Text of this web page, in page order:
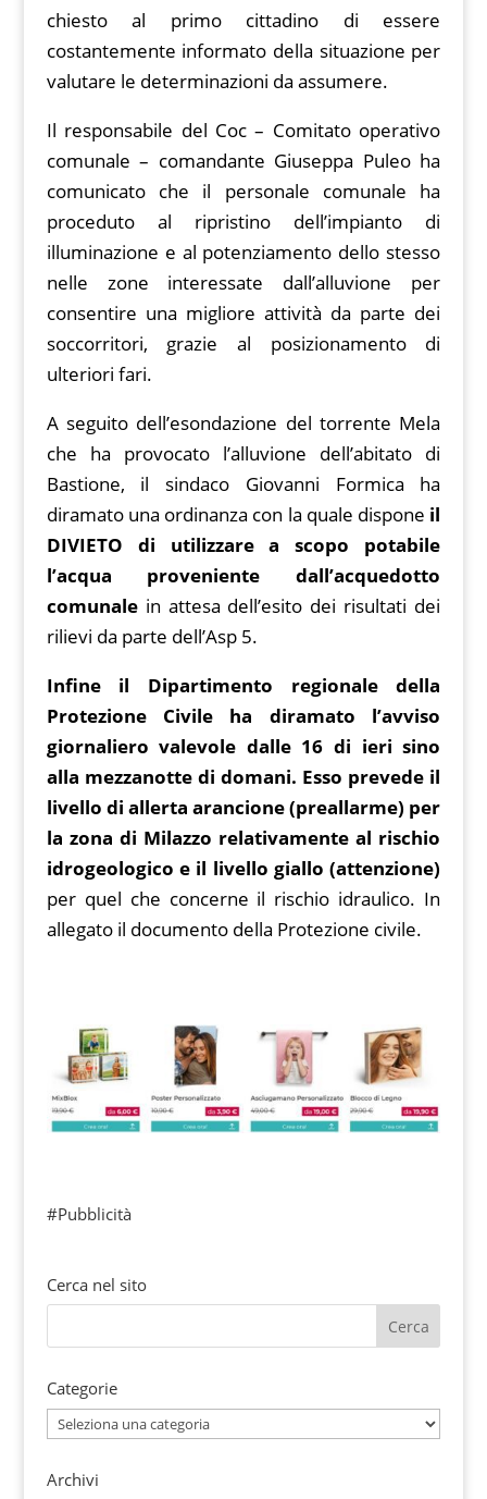
chiesto al primo cittadino di essere
costantemente informato della situazione per
valutare le determinazioni da assumere.
Il responsabile del Coc – Comitato operativo
comunale – comandante Giuseppa Puleo ha
comunicato che il personale comunale ha
proceduto al ripristino dell’impianto di
illuminazione e al potenziamento dello stesso
nelle zone interessate dall’alluvione per
consentire una migliore attività da parte dei
soccorritori, grazie al posizionamento di
ulteriori fari.
A seguito dell’esondazione del torrente Mela
che ha provocato l’alluvione dell’abitato di
Bastione, il sindaco Giovanni Formica ha
diramato una ordinanza con la quale dispone il
DIVIETO di utilizzare a scopo potabile
l’acqua proveniente dall’acquedotto
comunalein attesa dell’esito dei risultati dei
rilievi da parte dell’Asp 5.
Infine il Dipartimento regionale della
Protezione Civile ha diramato l’avviso
giornaliero valevole dalle 16 di ieri sino
alla mezzanotte di domani. Esso prevede il
livello di allerta arancione (preallarme) per
la zona di Milazzo relativamente al rischio
idrogeologico e il livello giallo (attenzione)
per quel che concerne il rischio idraulico. In
allegato il documento della Protezione civile.
#Pubblicità
Cerca nel sito
Categorie
Categorie
Archivi